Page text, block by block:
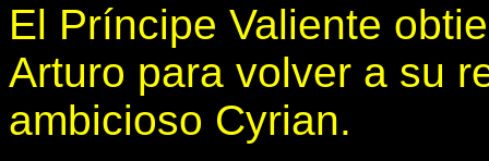
El Príncipe Valiente
Arturo para volver a su
ambicioso Cyrian.